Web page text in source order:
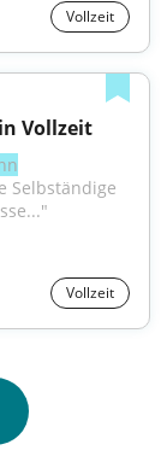
Vollzeit
Vollzeit
Selbständige
Vollzeit